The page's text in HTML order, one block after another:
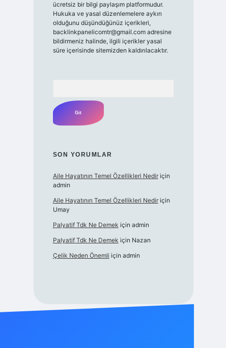
ücretsiz bir bilgi paylaşım platformudur.
Hukuka ve yasal düzenlemelere aykırı
olduğunu düşündüğünüz içerikleri,
backlinkpanelicomtr@gmail.comadresine
bildirmeniz halinde, ilgili içerikler yasal
süre içerisinde sitemizden kaldırılacaktır.
SON YORUMLAR
Aile Hayatının Temel Özellikleri Nediriçin
admin
Aile Hayatının Temel Özellikleri Nediriçin
Umay
Palyatif Tdk Ne Demek için admin
Palyatif Tdk Ne Demek için Nazan
Çelik Neden Önemli için admin